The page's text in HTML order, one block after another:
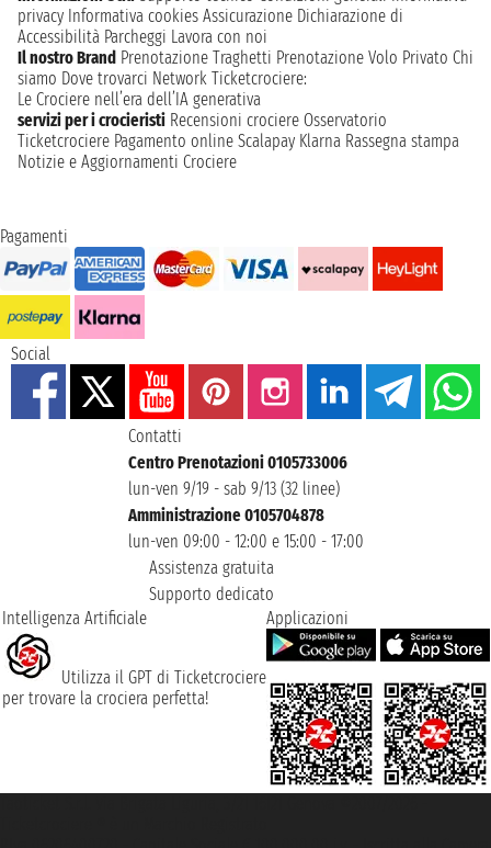
privacy Informativa cookies Assicurazione Dichiarazione di
Accessibilità Parcheggi Lavora con noi
Il nostro Brand Prenotazione Traghetti Prenotazione Volo Privato Chi
siamo Dove trovarci Network Ticketcrociere:
Le Crociere nell’era dell’IA generativa
servizi per i crocieristi Recensioni crociere Osservatorio
Ticketcrociere Pagamento online Scalapay Klarna Rassegna stampa
Notizie e Aggiornamenti Crociere
Pagamenti
Social
Contatti
Centro Prenotazioni 0105733006
lun-ven 9/19 - sab 9/13 (32 linee)
Amministrazione 0105704878
lun-ven 09:00 - 12:00 e 15:00 - 17:00
Assistenza gratuita
Supporto dedicato
Intelligenza Artificiale
Utilizza il GPT di Ticketcrociere
per trovare la crociera perfetta!
Applicazioni